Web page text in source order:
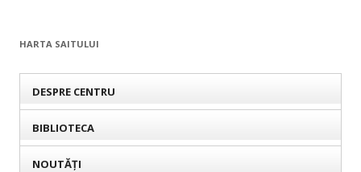
HARTA SAITULUI
DESPRE CENTRU
BIBLIOTECA
NOUTĂȚI